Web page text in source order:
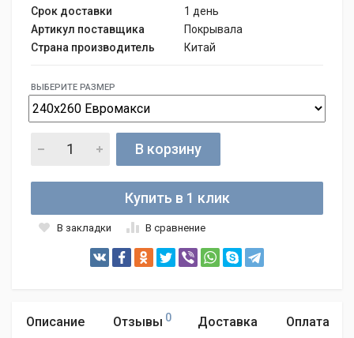
Срок доставки
1 день
Артикул поставщика
Покрывала
Страна производитель
Китай
ВЫБЕРИТЕ РАЗМЕР
В корзину
Купить в 1 клик
В закладки В сравнение
Описание Отзывы 0 Доставка Оплата